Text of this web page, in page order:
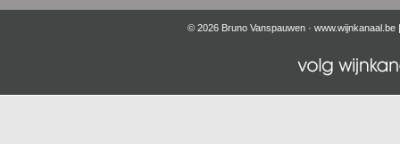
© 2026 Bruno Vanspauwen · www.wijnkanaal.be